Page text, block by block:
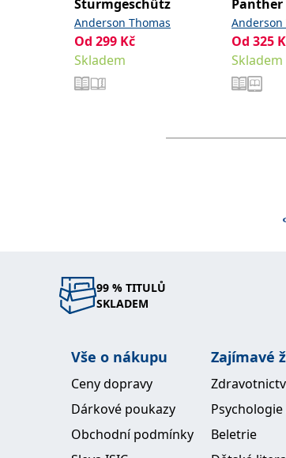
Sturmgeschütz
Anderson Thomas
Od 299 Kč
Skladem
Panther
Anderson
Od 325
Skladem
99 % TITULŮ
SKLADEM
Vše o nákupu
Ceny dopravy
Dárkové poukazy
Obchodní podmínky
Zajímavé
Beletrie